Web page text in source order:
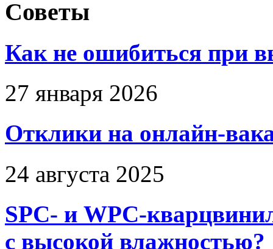
Советы
Как не ошибиться при
27 января 2026
Отклики на онлайн-
24 августа 2025
SPC- и WPC-
с высокой влажностью?